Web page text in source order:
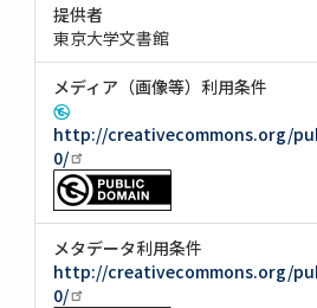
提供者
東京大学文書館
メディア（画像等）利用条件
http://creativecommons.org/
0/
メタデータ利用条件
http://creativecommons.org/
0/